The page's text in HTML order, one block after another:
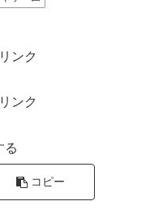
ンク
ンク
る
コピー